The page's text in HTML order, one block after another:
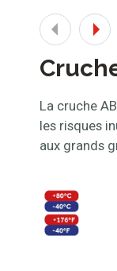
La cruche
les risques
aux grands